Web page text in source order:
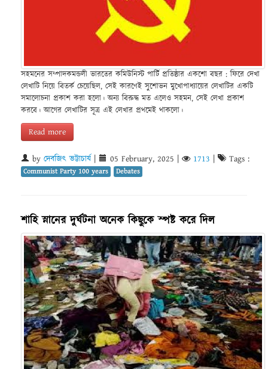
সহমনের সম্পাদকমন্ডলী ভারতের কমিউনিস্ট পার্টি প্রতিষ্ঠার একশো বছর : ফিরে দেখা
লেখাটি নিয়ে বিতর্ক চেয়েছিল, সেই কারণেই সুশোভন মুখোপাধ্যায়ের লেখাটির একটি
সমালোচনা প্রকাশ করা হলো। অন্য বিরুদ্ধ মত এলেও সহমন, সেই লেখা প্রকাশ
করবে। আগের লেখাটির সূত্র এই লেখার প্রথমেই থাকলো।
Read more
by দেবজিৎ ভট্টাচার্য | 05 February, 2025 | 1713 | Tags :
Communist Party 100 years Debates
শাহি স্নানের দুর্ঘটনা অনেক কিছুকে স্পষ্ট করে দিল